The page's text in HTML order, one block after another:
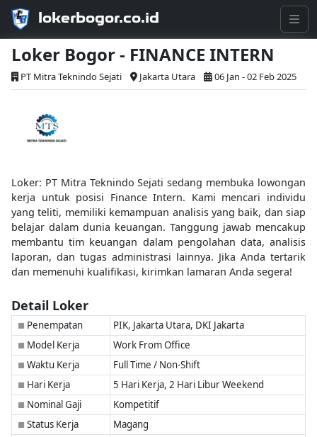
lokerbogor.co.id
Loker Bogor - FINANCE INTERN
PT Mitra Teknindo Sejati Jakarta Utara 06 Jan - 02 Feb 2025
Loker: PT Mitra Teknindo Sejati sedang membuka lowongan
kerja untuk posisi Finance Intern. Kami mencari individu
yang teliti, memiliki kemampuan analisis yang baik, dan siap
belajar dalam dunia keuangan. Tanggung jawab mencakup
membantu tim keuangan dalam pengolahan data, analisis
laporan, dan tugas administrasi lainnya. Jika Anda tertarik
dan memenuhi kualifikasi, kirimkan lamaran Anda segera!
Detail Loker
■ Penempatan PIK, Jakarta Utara, DKI Jakarta
■ Model Kerja Work From Office
■ Waktu Kerja Full Time / Non-Shift
■ Hari Kerja 5 Hari Kerja, 2 Hari Libur Weekend
■ Nominal Gaji Kompetitif
■ Status Kerja Magang